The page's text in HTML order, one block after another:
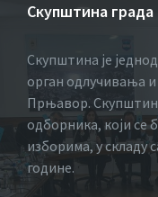
Скупштина
Скупштина је
орган одлучивања
Прњавор.
одборника, који се
изборима, у складу
године.